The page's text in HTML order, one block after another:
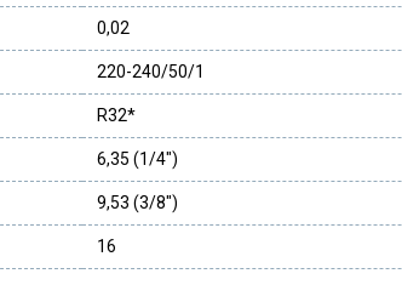
0,02
220-240/50/1
R32*
6,35 (1/4″)
9,53 (3/8″)
16